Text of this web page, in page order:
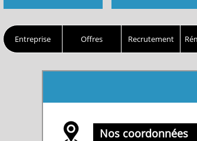
Entreprise Offres Recrutement
Nos coordonnées